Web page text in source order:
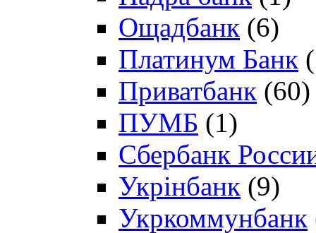
Ощадбанк (6)
Платинум Банк
Приватбанк (60)
ПУМБ (1)
Сбербанк
Укрінбанк (9)
Укркоммунбанк